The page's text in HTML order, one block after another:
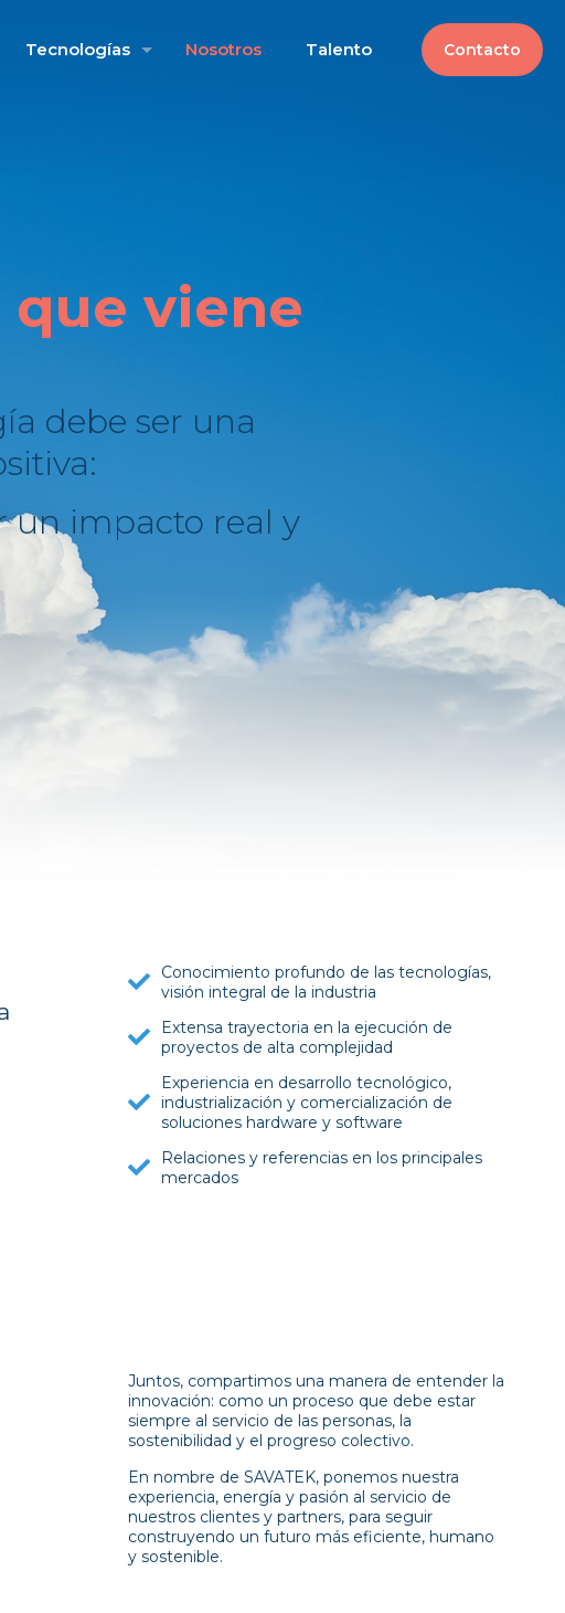
Tecnologías Nosotros Talento Contacto
viene
debe ser una
un impacto real y
Conocimiento profundo de las tecnologías,
visión integral de la industria
Extensa trayectoria en la ejecución de
proyectos de alta complejidad
Experiencia en desarrollo tecnológico,
industrialización y comercialización de
soluciones hardware y software
Relaciones y referencias en los principales
mercados
Juntos, compartimos una manera de entender la
innovación: como un proceso que debe estar
siempre al servicio de las personas, la
sostenibilidad y el progreso colectivo.
En nombre de SAVATEK, ponemos nuestra
experiencia, energía y pasión al servicio de
nuestros clientes y partners, para seguir
construyendo un futuro más eficiente, humano
y sostenible.